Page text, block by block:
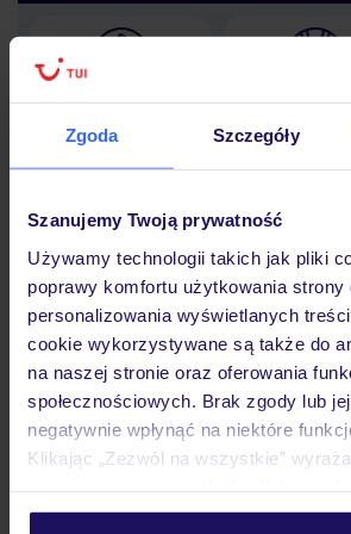
Zgoda Szczegóły
Szanujemy Twoją prywatność
Używamy technologii takich jak pliki
poprawy komfortu użytkowania strony
personalizowania wyświetlanych
cookie wykorzystywane są także do
na naszej stronie oraz oferowania
społecznościowych. Brak zgody lub
negatywnie wpłynąć na niektóre
Klikając „Zezwól na wszystkie”
personalizować swój wybór wchodząc
Hotel
Pokoje
Wyżywienie